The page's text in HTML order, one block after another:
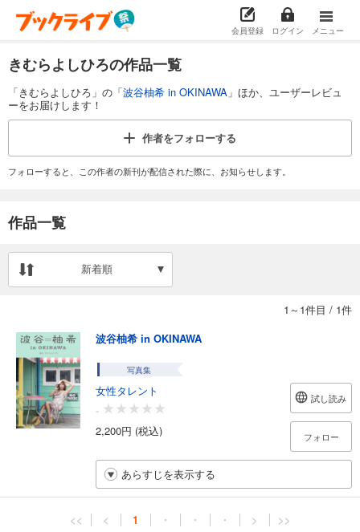
会員登録 ログイン メニュー
きむらよしひろの作品一覧
「きむらよしひろ」の「波谷柚希 in OKINAWA 」ほか、ユーザーレビュ
ーをお届けします！
作者をフォローする
フォローすると、この作者の新刊が配信された際に、お知らせします。
作品一覧
新着順
1～1件目 / 1件
波谷柚希 in OKINAWA
写真集
女性タレント
-
2,200円 (税込)
試し読み
フォロー
あらすじを表示する
<< < 1 ・ ・ ・ > >>